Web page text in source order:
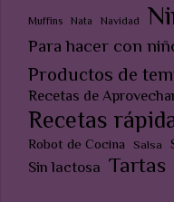
Muffins Nata Navidad
Para hacer con
Productos de
Recetas de
Recetas
Robot de Cocina Salsa
Sin lactosa Tartas